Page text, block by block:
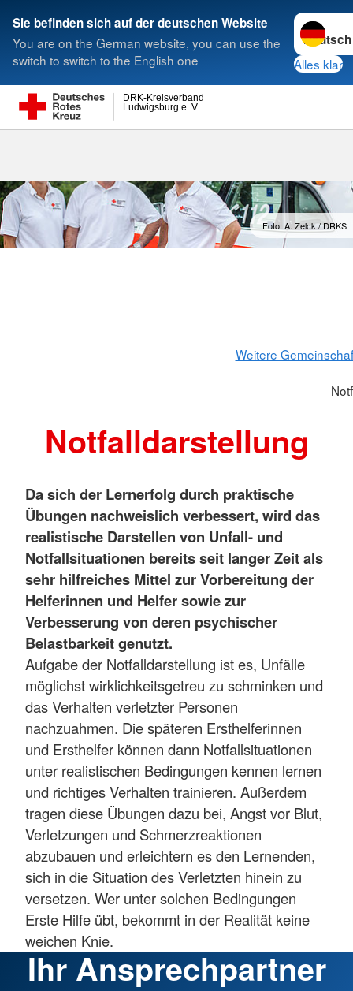
Sie befinden sich auf der deutschen Website
You are on the German website, you can use the
switch to switch to the English one
Sprache
Alles klar
Ludwigsburg e. V.
DRK-Kreisverband
Suche
Foto: A. Zelck / DRKS
Weitere
Notfalldarstellung
Da sich der Lernerfolg durch praktische
Übungen nachweislich verbessert, wird das
realistische Darstellen von Unfall- und
Notfallsituationen bereits seit langer Zeit als
sehr hilfreiches Mittel zur Vorbereitung der
Helferinnen und Helfer sowie zur
Verbesserung von deren psychischer
Belastbarkeit genutzt.
Aufgabe der Notfalldarstellung ist es, Unfälle
möglichst wirklichkeitsgetreu zu schminken und
das Verhalten verletzter Personen
nachzuahmen. Die späteren Ersthelferinnen
und Ersthelfer können dann Notfallsituationen
unter realistischen Bedingungen kennen lernen
und richtiges Verhalten trainieren. Außerdem
tragen diese Übungen dazu bei, Angst vor Blut,
Verletzungen und Schmerzreaktionen
abzubauen und erleichtern es den Lernenden,
sich in die Situation des Verletzten hinein zu
versetzen. Wer unter solchen Bedingungen
Erste Hilfe übt, bekommt in der Realität keine
weichen Knie.
Ihr Ansprechpartner